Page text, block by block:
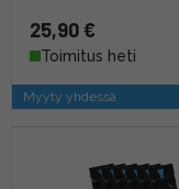
25,90 €
Toimitus heti
Myyty yhdessä